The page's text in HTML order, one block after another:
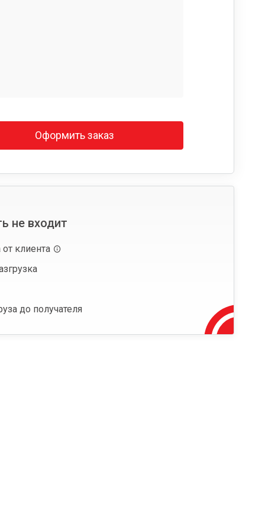
Оформить заказ
не входит
от клиента
до получателя